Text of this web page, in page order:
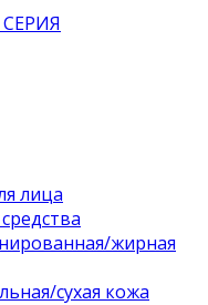
лица
жирная
cухая кожа